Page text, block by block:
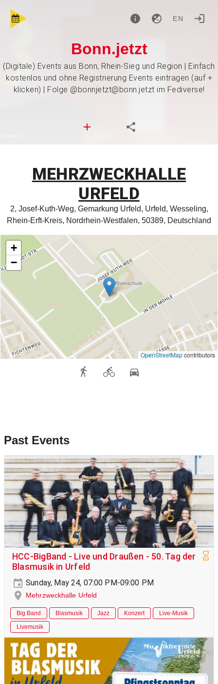
EN
Bonn.jetzt
(Digitale) Events aus Bonn, Rhein-Sieg und Region | Einfach
kostenlos und ohne Registrierung Events eintragen (auf +
klicken) | Folge @bonnjetzt@bonn.jetzt im Fediverse!
MEHRZWECKHALLE
URFELD
2, Josef-Kuth-Weg, Gemarkung Urfeld, Urfeld, Wesseling,
Rhein-Erft-Kreis, Nordrhein-Westfalen, 50389, Deutschland
+
−
OpenStreetMapcontributors
Past Events
HCC-BigBand - Live und Draußen - 50. Tag der
Blasmusik in Urfeld
Sunday, May 24, 07:00 PM-09:00 PM
Mehrzweckhalle Urfeld
Big Band Blasmusik Jazz Konzert
Live-Musik
Livemusik